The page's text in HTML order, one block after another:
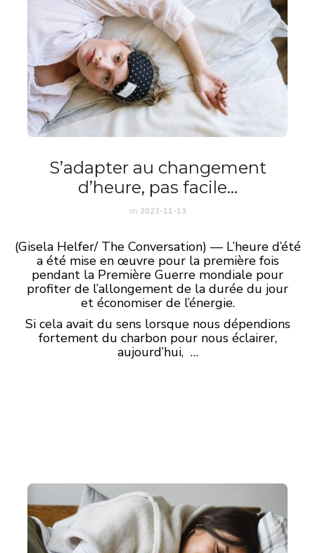
S’adapter au changement
d’heure, pas facile…
on 2023-11-13
(Gisela Helfer/ The Conversation) — L’heure d’été
a été mise en œuvre pour la première fois
pendant la Première Guerre mondiale pour
profiter de l’allongement de la durée du jour
et économiser de l’énergie.
Si cela avait du sens lorsque nous dépendions
fortement du charbon pour nous éclairer,
aujourd’hui, …